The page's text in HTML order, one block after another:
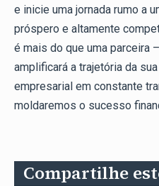
e inicie uma jornada rumo a
próspero e altamente
é mais do que uma parceira
amplificará a trajetória da
empresarial em constante
moldaremos o sucesso
Compartilhe